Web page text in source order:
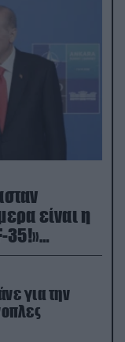
είναι η
35!»
για την